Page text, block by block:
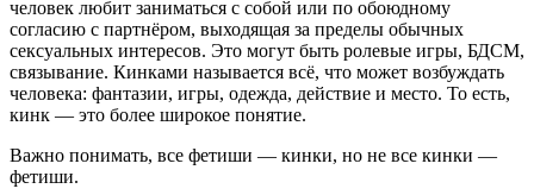
человек любит заниматься с собой или по обоюдному
согласию с партнёром, выходящая за пределы обычных
сексуальных интересов. Это могут быть ролевые игры, БДСМ,
связывание. Кинками называется всё, что может возбуждать
человека: фантазии, игры, одежда, действие и место. То есть,
кинк — это более широкое понятие.
Важно понимать, все фетиши — кинки, но не все кинки —
фетиши.